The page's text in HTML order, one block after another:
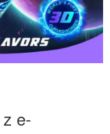
e-